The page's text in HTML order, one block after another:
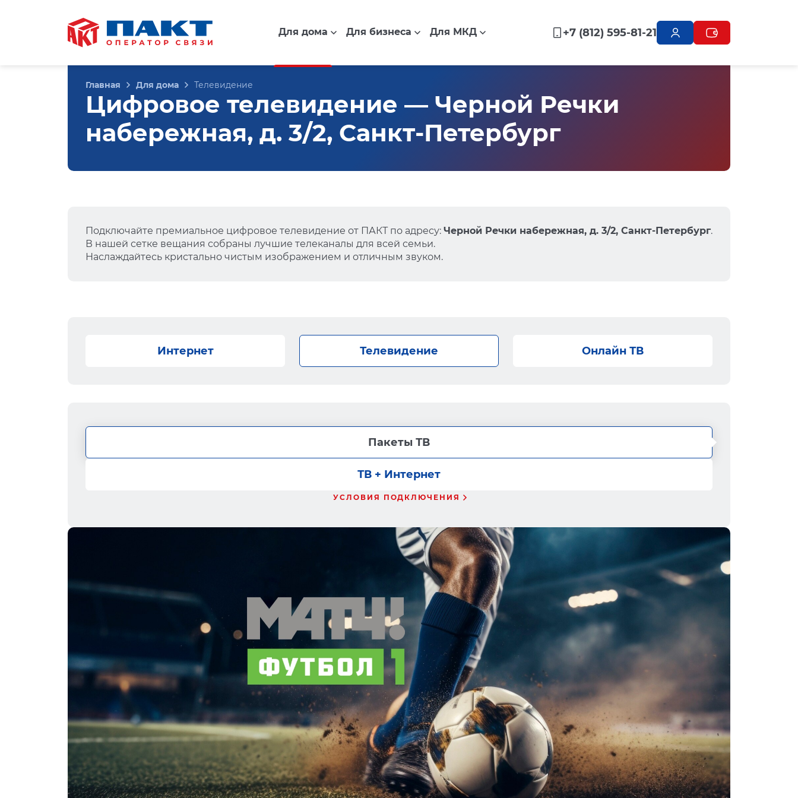
Для дома Для бизнеса Для МКД +7 (812) 595-81-21
Главная Для дома Телевидение
Цифровое телевидение — Черной Речки
набережная, д. 3/2, Санкт-Петербург
Подключайте премиальное цифровое телевидение от ПАКТ по адресу: Черной Речки набережная, д. 3/2, Санкт-Петербург.
В нашей сетке вещания собраны лучшие телеканалы для всей семьи.
Наслаждайтесь кристально чистым изображением и отличным звуком.
Интернет Телевидение Онлайн ТВ
Пакеты ТВ
ТВ + Интернет
УСЛОВИЯ ПОДКЛЮЧЕНИЯ